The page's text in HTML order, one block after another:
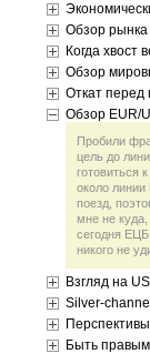
Обзор рынка
Когда хвост
Обзор
Откат
Обзор EUR/
Пробили
цель до
готовиться
около линии
поезд,
мне не куда,
сегодня
никого не
Взгляд на
Silver-
Быть